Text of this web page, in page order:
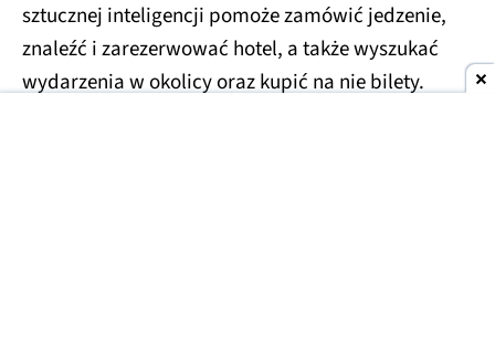
sztucznej inteligencji pomoże zamówić jedzenie,
znaleźć i zarezerwować hotel, a także wyszukać
wydarzenia w okolicy oraz kupić na nie bilety.